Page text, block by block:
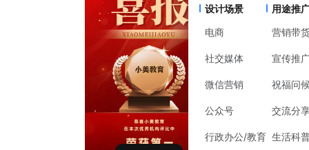
设计场景
电商
社交媒体
微信营销
公众号
行政办公/教育
用途推
营销带
宣传推
祝福问
交流分
生活科